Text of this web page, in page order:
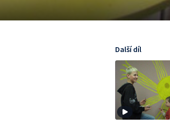
Další díl